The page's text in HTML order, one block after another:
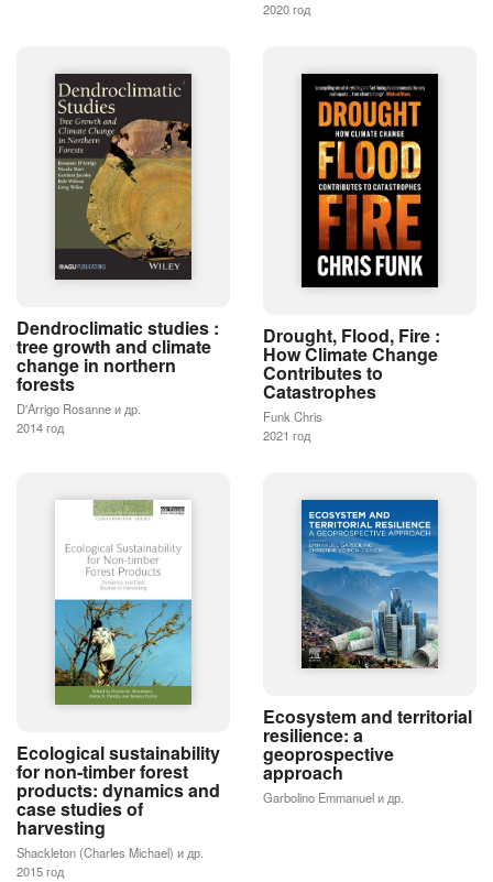
2020 год
Dendroclimatic studies :
tree growth and climate
change in northern
forests
D'Arrigo Rosanne и др.
2014 год
Drought, Flood, Fire :
How Climate Change
Contributes to
Catastrophes
Funk Chris
2021 год
Ecological sustainability
for non-timber forest
products: dynamics and
case studies of
harvesting
Shackleton (Charles Michael) и др.
2015 год
Ecosystem and territorial
resilience: a
geoprospective
approach
Garbolino Emmanuel и др.